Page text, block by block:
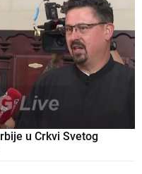
u Crkvi Svetog